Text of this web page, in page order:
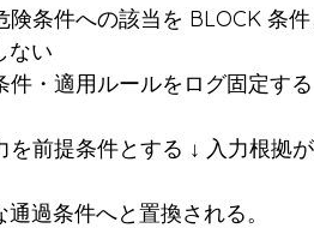
条件への該当を BLOCK 条
ない
・適用ルールをログ固定す
を前提条件とする ↓ 入力根拠
過条件へと置換される。